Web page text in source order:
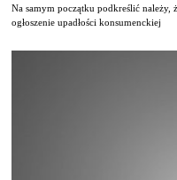
Na samym początku podkreślić należy,
ogłoszenie upadłości konsumenckiej